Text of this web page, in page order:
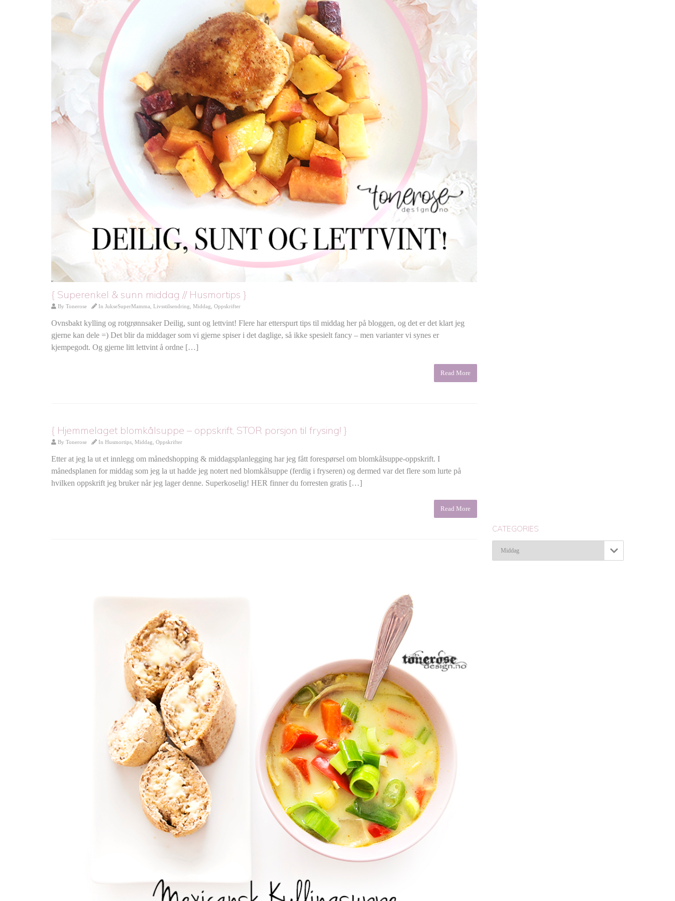
{ Superenkel & sunn middag // Husmortips }
By Tonerose In JukseSuperMamma Livsstilsendring Middag Oppskrifter
Ovnsbakt kylling og rotgrønnsaker Deilig, sunt og lettvint! Flere har etterspurt tips til middag her på bloggen, og det er det klart jeg
gjerne kan dele =) Det blir da middager som vi gjerne spiser i det daglige, så ikke spesielt fancy – men varianter vi synes er
kjempegodt. Og gjerne litt lettvint å ordne […]
Read More
{ Hjemmelaget blomkålsuppe – oppskrift, STOR porsjon til frysing! }
By Tonerose In Husmortips Middag Oppskrifter
Etter at jeg la ut et innlegg om månedshopping & middagsplanlegging har jeg fått forespørsel om blomkålsuppe-oppskrift. I
månedsplanen for middag som jeg la ut hadde jeg notert ned blomkålsuppe (ferdig i fryseren) og dermed var det flere som lurte på
hvilken oppskrift jeg bruker når jeg lager denne. Superkoselig! HER finner du forresten gratis […]
Read More
CATEGORIES
